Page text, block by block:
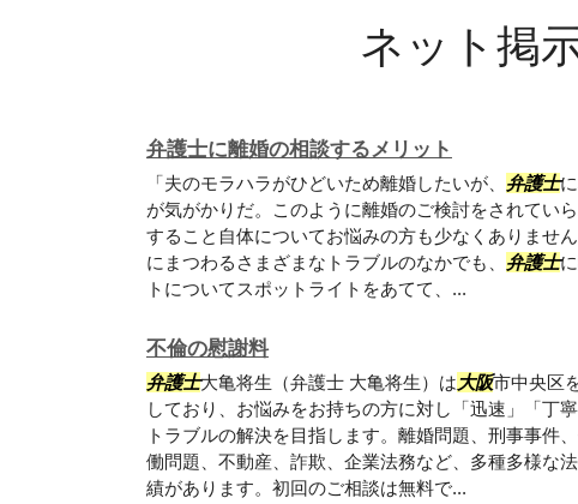
ネット掲
弁護士に離婚の相談するメリット
「夫のモラハラがひどいため離婚したいが、 弁護士
が気がかりだ。このように離婚のご検討をされていら
すること自体についてお悩みの方も少なくありませ
にまつわるさまざまなトラブルのなかでも、 弁護士
トについてスポットライトをあてて、...
不倫の慰謝料
弁護士大亀将生（弁護士 大亀将生）は大阪市中央区
しており、お悩みをお持ちの方に対し「迅速」「丁
トラブルの解決を目指します。離婚問題、刑事事件
働問題、不動産、詐欺、企業法務など、多種多様な
績があります。初回のご相談は無料で...